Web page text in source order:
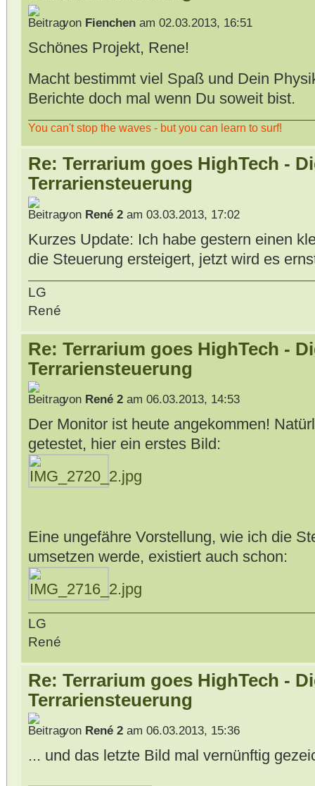
von Fienchenam 02.03.2013, 16:51
Schönes Projekt, Rene!
Macht bestimmt viel Spaß und Dein
Berichte doch mal wenn Du soweit bist.
You can't stop the waves - but you can learn to surf!
Re: Terrarium goes HighTech -
Terrariensteuerung
von René 2am 03.03.2013, 17:02
Kurzes Update: Ich habe gestern einen
die Steuerung ersteigert, jetzt wird es
LG
René
Re: Terrarium goes HighTech -
Terrariensteuerung
von René 2am 06.03.2013, 14:53
Der Monitor ist heute angekommen!
getestet, hier ein erstes Bild:
Eine ungefähre Vorstellung, wie ich die
umsetzen werde, existiert auch schon:
LG
René
Re: Terrarium goes HighTech -
Terrariensteuerung
von René 2am 06.03.2013, 15:36
... und das letzte Bild mal vernünftig